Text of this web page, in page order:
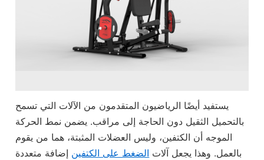
يستفيد أيضًا الرياضيون المتقدمون من الآلات التي تسمح
بالتحميل الثقيل دون الحاجة إلى مراقب. يضمن نمط الحركة
الموجه أن الكتفين، وليس العضلات المثبتة، هما من يقوم
بالعمل. وهذا يجعل آلات الضغط على الكتفين إضافة متعددة